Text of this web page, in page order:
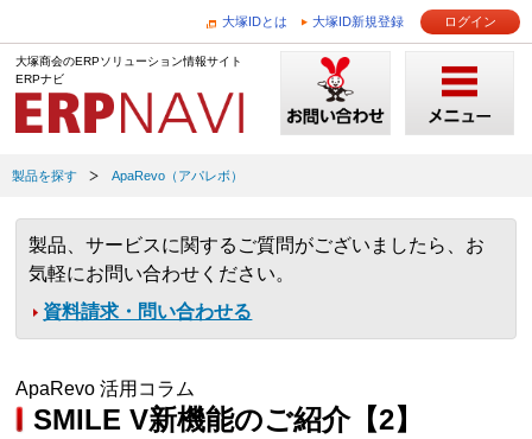
大塚IDとは 大塚ID新規登録 ログイン
大塚商会のERPソリューション情報サイト
ERPナビ
製品を探す ApaRevo（アパレボ）
製品、サービスに関するご質問がございましたら、お
気軽にお問い合わせください。
資料請求・問い合わせる
ApaRevo 活用コラム
SMILE V新機能のご紹介【2】